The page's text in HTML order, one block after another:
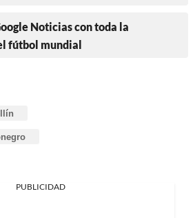
Noticias con toda la
fútbol mundial
PUBLICIDAD